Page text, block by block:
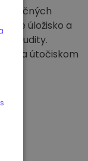
úložisko a
audity.
útočiskom